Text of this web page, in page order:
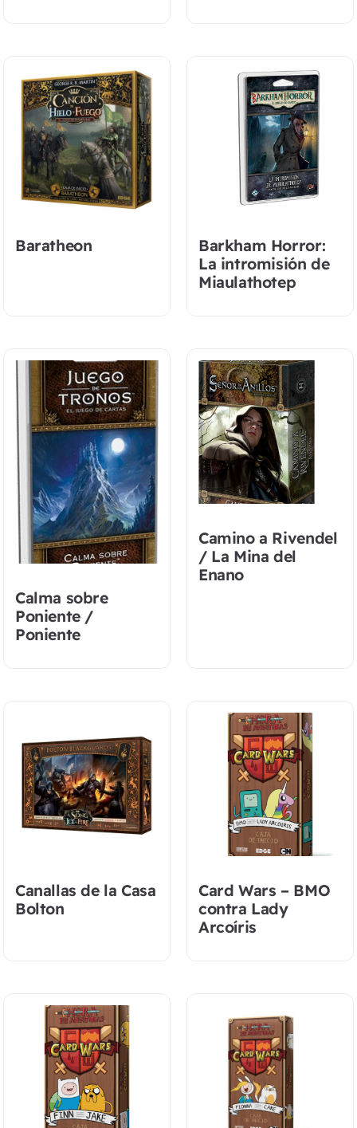
Baratheon
Barkham Horror:
La intromisión de
Miaulathotep
Calma sobre
Poniente /
Poniente
Camino a Rivendel
/ La Mina del
Enano
Canallas de la Casa
Bolton
Card Wars – BMO
contra Lady
Arcoíris